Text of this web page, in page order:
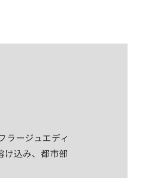
ラージュエディ
け込み、都市部